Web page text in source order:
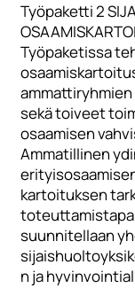
Työpaketti 2
Työpaketissa
sekä toiveet
osaamisen
Ammatillinen
kartoituksen
toteuttamistapa
suunnitellaan
n ja